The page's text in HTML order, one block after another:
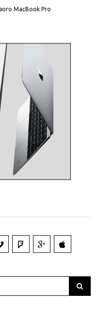
MacBook Pro